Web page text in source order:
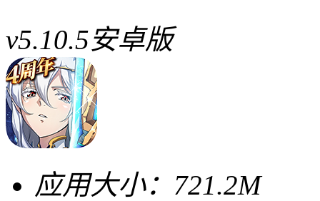
v5.10.5安卓版
应用大小： 721.2M